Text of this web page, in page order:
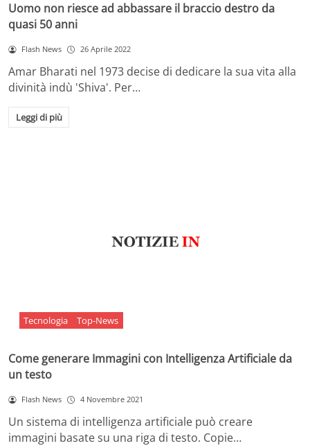
Uomo non riesce ad abbassare il braccio destro da
quasi 50 anni
Flash News 26 Aprile 2022
Amar Bharati nel 1973 decise di dedicare la sua vita alla
divinità indù 'Shiva'. Per…
Leggi di più
Tecnologia Top-News
Come generare Immagini con Intelligenza Artificiale da
un testo
Flash News 4 Novembre 2021
Un sistema di intelligenza artificiale può creare
immagini basate su una riga di testo. Copie…